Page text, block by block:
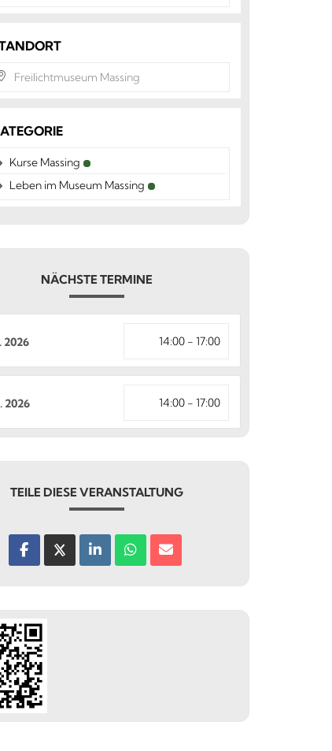
Freilichtmuseum Massing
Kurse Massing
Leben im Museum Massing
NÄCHSTE TERMINE
2026 14:00 - 17:00
2026 14:00 - 17:00
TEILE DIESE VERANSTALTUNG